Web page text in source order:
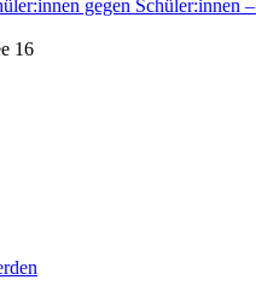
gegen Schüler:innen
16